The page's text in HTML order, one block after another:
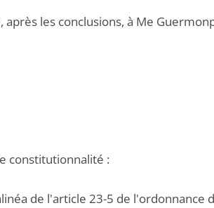
les conclusions, à Me
constitutionnalité :
de l'article 23-5 de